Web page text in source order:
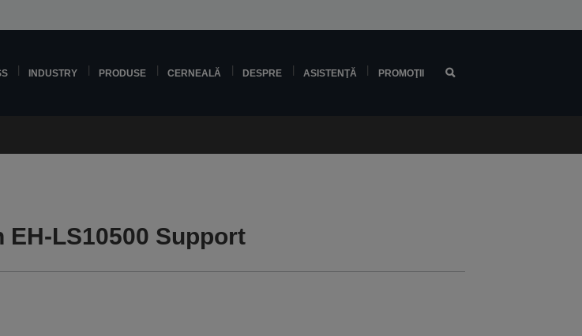
INDUSTRY PRODUSE CERNEALĂ DESPRE ASISTENŢĂ PROMOŢII
EH-LS10500 Support